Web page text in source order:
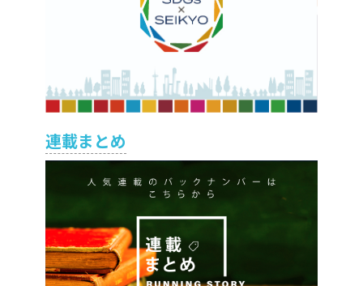
連載まとめ